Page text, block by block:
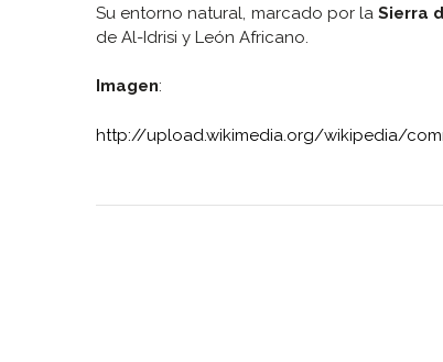
Su entorno natural, marcado por la Sierra
de Al-Idrisi y León Africano.
Imagen:
http://upload.wikimedia.org/wikipedia/